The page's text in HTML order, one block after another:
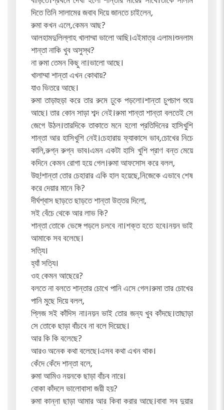
দিতে তিনি সালামের জবাব দিয়ে জানতে চাইলেন,
রুমা কখন এলে,কেমন আছ?
আলহামদুলিল্লাহ খালাম্মা ভালো আছি।এইমাত্র এলাম।শুনলাম
শান্তা নাকি খুব অসুস্থ?
না রুমা তেমন কিছু না।ভালো আছে।
খালাম্মা শান্তা এখন কোথায়?
যাও ভিতরে আছে।
রুমা তাড়াহুড়া করে তার রুমে ঢুকে পড়লো।শান্তা চুপচাপ শুয়ে
আছে। তার কোন সাড়া শব্দ নেই।রুমা শান্তা শান্তা বলতেই সে
জেগে উঠল।তারদিকে তাকাতে মনে হলো প্রতিদিনের হাসিখুশি
শান্তা আর হাসিখুশি নেই।চেহারায় ফ্যাকাসে ভাব,চোখের নিচে
কালি,রুগ্ন রুগ্ন ভাব।এমন একটা হাসি খুশি প্রাণ বন্ত মেয়ে
কদিনে কেমন রোগা হয়ে গেল।রুমা আফসোস করে বলল,
উহু!শান্তা তোর চেহারার একি হাল হয়েছে,নিজেকে এভাবে শেষ
করে দেয়ার মানে কি?
দীর্ঘশ্বাস ছাড়তে ছাড়তে শান্তা উত্তর দিলো,
সই বেঁচে থেকে আর লাভ কি?
শান্তা তোকে ভেঙ্গে পড়লে চলবে না।শক্ত হতে হবে।নয়ন ভাই
আমাকে সব বলেছে।
সত্যি।
হ্যাঁ সত্যি।
ওহ কেমন আছেরে?
বলতে না বলতে শান্তার চোখে পানি এসে গেল।রুমা তার চোখের
পানি মুছে দিয়ে বলল,
প্লিজ সই কাঁদিস না।নয়ন ভাই তোর জন্য খুব কাঁদছে।তাছাড়া
সে তোকে ছাড়া বাঁচবে না বলে দিয়েছে।
আর কি কি বলেছে?
আরও অনেক কথা বলেছে।এসব কথা এখন থাক।
কেঁদে কেঁদে শান্তা বলে,
রুমা আমিও নয়নকে ছাড়া বাঁচব নারে।
বোকা কাঁদলে ভালোবাসা জয়ী হয়?
রুমা কান্না ছাড়া আমার আর কিবা করার আছে।বাবা সব দুয়ার